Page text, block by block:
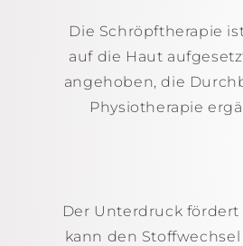
Die Schröpftherapie
auf die Haut
angehoben, die
Physiotherapie
Der Unterdruck
kann den